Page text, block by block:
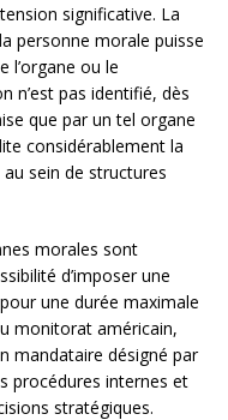
significative. La
personne morale puisse
l’organe ou le
n’est pas identifié, dès
que par un tel organe
considérablement la
sein de structures
morales sont
d’imposer une
pour une durée maximale
monitorat américain,
mandataire désigné par
procédures internes et
stratégiques.